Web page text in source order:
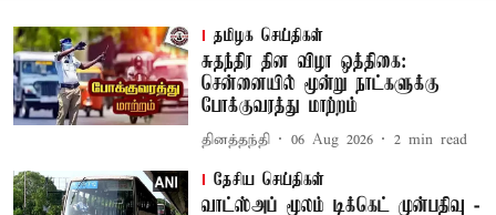
தமிழக செய்திகள்
சுதந்திர தின விழா ஒத்திகை:
சென்னையில் மூன்று நாட்களுக்கு
போக்குவரத்து மாற்றம்
தினத்தந்தி 06 Aug 2026 2 min read
தேசிய செய்திகள்
வாட்ஸ்அப் மூலம் டிக்கெட் முன்பதிவு -